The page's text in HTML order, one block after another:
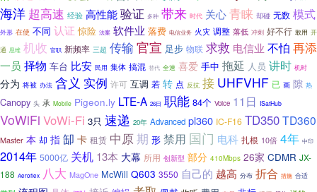
海洋 超高速 经验 高性能验证 多种 带来 时代 关心青睐 却碰 无数 模式
外形 在使 不同 认证 惊险 法案 软件业 落费 电信业务 火灾 调整 落低 冲刺 好不行 敢用 开
通 思维 机收 官职 新频率 三超 传输 官宣 足步 物联 求救 电信业 不怕 再添
一员 择物 车台 比安 民用 集体 搞混 替代 全速 喜爱 手中 拖延 人员 讲时 机时
分为 将被 办法 含义 实例 许可 互调 若 转 点 反抗 接 UHFVHF 已 画 隙 热
Canopy 头 承 Mobile Pigeon.ly LTE-A 26日 职能 84个 Voice 11日 ISatHub
VoWiFi VoWi-Fi 3只 速递 20年 Advanced pl360 IC-F16 TD350TD360
Master 本 却 指缷 卡 租赁 中原期 形 禁用 国门 电科 扎根 10倍 4年 中印
2014年 5000亿 关机 13本 大幕 所用 创新型 部分 410Mbps 26家 CDMR JX-
188 Aeroflex 八大 MagOne McWill Q603 3550 自己的 越高 分布 折合 措施 合适